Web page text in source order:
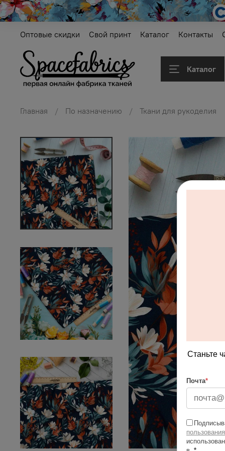
Оптовые скидки Свой принт Каталог Контакты
Каталог
Главная По назначению Ткани для рукоделия
Станьте
Почта*